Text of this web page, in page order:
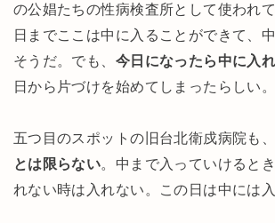
の公娼たちの性病検査所として使われ
日までここは中に入ることができて、
そうだ。でも、 今日になったら中に入
日から片づけを始めてしまったらしい。
五つ目のスポットの旧台北衛戍病院も
とは限らない。中まで入っていけると
れない時は入れない。この日は中には入